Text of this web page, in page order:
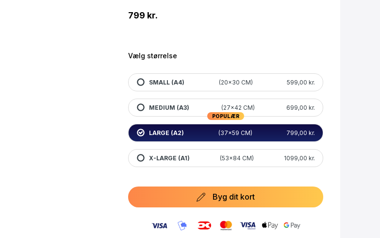
799 kr.
Vælg størrelse
SMALL (A4) (20×30 CM) 599,00 kr.
MEDIUM (A3) (27×42 CM) 699,00 kr.
LARGE (A2) (37×59 CM) 799,00 kr.
POPULÆR
X-LARGE (A1) (53×84 CM) 1099,00 kr.
Byg dit kort